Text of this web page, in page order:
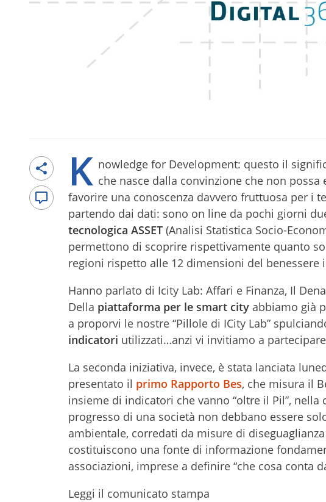
K nowledge for Development: questo il
che nasce dalla convinzione che non
favorire una conoscenza davvero fruttuosa per i
partendo dai dati: sono on line da pochi giorni
tecnologica ASSET (Analisi Statistica Socio-
permettono di scoprire rispettivamente quanto
regioni rispetto alle 12 dimensioni del
Hanno parlato di Icity Lab: Affari e Finanza, Il
Della piattaforma per le smart city abbiamo già
a proporvi le nostre “Pillole di ICity Lab”
indicatori utilizzati…anzi vi invitiamo a
La seconda iniziativa, invece, è stata lanciata
presentato il primo Rapporto Bes, che misura il
insieme di indicatori che vanno “oltre il Pil”,
progresso di una società non debbano essere
ambientale, corredati da misure di
costituiscono una fonte di informazione
associazioni, imprese a definire “che cosa conta
Leggi il comunicato stampa